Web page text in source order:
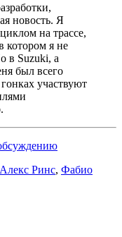
новость. Я
на трассе,
котором я не
в Suzuki, а
был всего
участвуют
Алекс Ринс, Фабио